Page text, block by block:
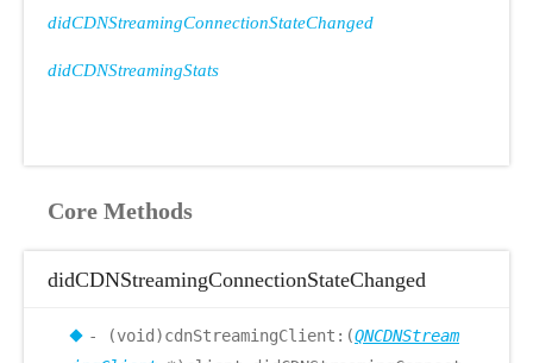
didCDNStreamingConnectionStateChanged
didCDNStreamingStats
Core Methods
didCDNStreamingConnectionStateChanged
- (void)cdnStreamingClient:(QNCDNStream